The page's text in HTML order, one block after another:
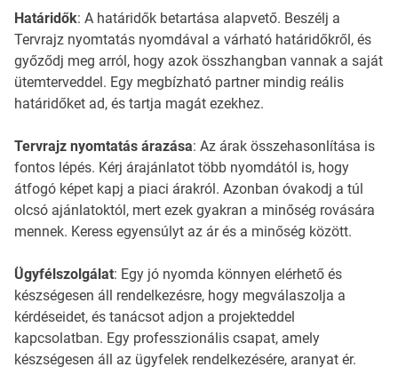
Határidők: A határidők betartása alapvető. Beszélj a
Tervrajz nyomtatás nyomdával a várható határidőkről, és
győződj meg arról, hogy azok összhangban vannak a saját
ütemterveddel. Egy megbízható partner mindig reális
határidőket ad, és tartja magát ezekhez.
Tervrajz nyomtatás árazása: Az árak összehasonlítása is
fontos lépés. Kérj árajánlatot több nyomdától is, hogy
átfogó képet kapj a piaci árakról. Azonban óvakodj a túl
olcsó ajánlatoktól, mert ezek gyakran a minőség rovására
mennek. Keress egyensúlyt az ár és a minőség között.
Ügyfélszolgálat: Egy jó nyomda könnyen elérhető és
készségesen áll rendelkezésre, hogy megválaszolja a
kérdéseidet, és tanácsot adjon a projekteddel
kapcsolatban. Egy professzionális csapat, amely
készségesen áll az ügyfelek rendelkezésére, aranyat ér.